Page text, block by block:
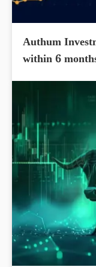
Authum
within 6